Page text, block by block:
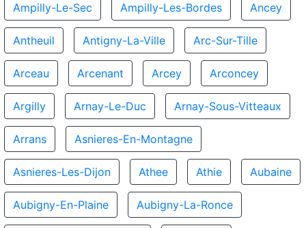
Ampilly-Le-Sec Ampilly-Les-Bordes Ancey
Antheuil Antigny-La-Ville Arc-Sur-Tille
Arceau Arcenant Arcey Arconcey
Argilly Arnay-Le-Duc Arnay-Sous-Vitteaux
Arrans Asnieres-En-Montagne
Asnieres-Les-Dijon Athee Athie Aubaine
Aubigny-En-Plaine Aubigny-La-Ronce